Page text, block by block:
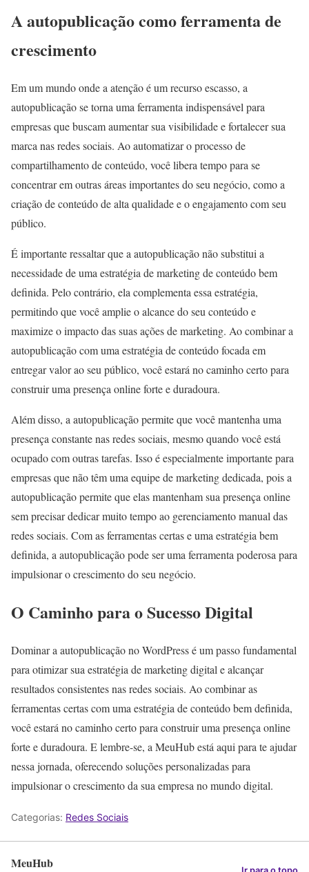
A autopublicação como ferramenta de
crescimento
Em um mundo onde a atenção é um recurso escasso, a
autopublicação se torna uma ferramenta indispensável para
empresas que buscam aumentar sua visibilidade e fortalecer sua
marca nas redes sociais. Ao automatizar o processo de
compartilhamento de conteúdo, você libera tempo para se
concentrar em outras áreas importantes do seu negócio, como a
criação de conteúdo de alta qualidade e o engajamento com seu
público.
É importante ressaltar que a autopublicação não substitui a
necessidade de uma estratégia de marketing de conteúdo bem
definida. Pelo contrário, ela complementa essa estratégia,
permitindo que você amplie o alcance do seu conteúdo e
maximize o impacto das suas ações de marketing. Ao combinar a
autopublicação com uma estratégia de conteúdo focada em
entregar valor ao seu público, você estará no caminho certo para
construir uma presença online forte e duradoura.
Além disso, a autopublicação permite que você mantenha uma
presença constante nas redes sociais, mesmo quando você está
ocupado com outras tarefas. Isso é especialmente importante para
empresas que não têm uma equipe de marketing dedicada, pois a
autopublicação permite que elas mantenham sua presença online
sem precisar dedicar muito tempo ao gerenciamento manual das
redes sociais. Com as ferramentas certas e uma estratégia bem
definida, a autopublicação pode ser uma ferramenta poderosa para
impulsionar o crescimento do seu negócio.
O Caminho para o Sucesso Digital
Dominar a autopublicação no WordPress é um passo fundamental
para otimizar sua estratégia de marketing digital e alcançar
resultados consistentes nas redes sociais. Ao combinar as
ferramentas certas com uma estratégia de conteúdo bem definida,
você estará no caminho certo para construir uma presença online
forte e duradoura. E lembre-se, a MeuHub está aqui para te ajudar
nessa jornada, oferecendo soluções personalizadas para
impulsionar o crescimento da sua empresa no mundo digital.
Categorias: Redes Sociais
MeuHub